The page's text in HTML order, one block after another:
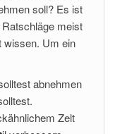
soll? Es ist
meist
wissen. Um ein
abnehmen
Zelt